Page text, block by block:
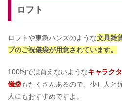
ロフト
ロフトや東急ハンズのような文具雑
プのご祝儀袋が用意されています。
100均では買えないようなキャラク
儀袋もたくさんあるので、少し人と
人にもおすすめですよ。